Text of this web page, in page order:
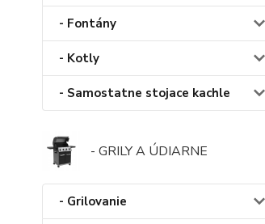
- Fontány
- Kotly
- Samostatne stojace kachle
- GRILY A ÚDIARNE
- Grilovanie